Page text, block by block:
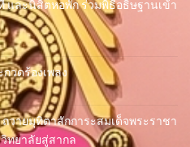
และนิสิตหอพัก ร่วมพิธีอธิษฐานเข้า
วดร้องเพลง
วายมุทิตาสักการะสมเด็จพระราชา
ทยาลัยสู่สากล